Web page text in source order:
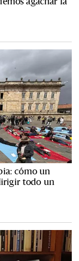
cómo un
todo un